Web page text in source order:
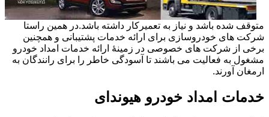
متوقف شده باشد و نیاز به تعمیرکار داشته باشد.در همین راستا
شرکت های خودروسازی برای ارائه خدمات پشتیبانی و همچنین
برخی از شرکت های خصوصی در زمینۀ ارائه خدمات امداد خودرو
مشغول به فعالیت می باشند تا آسودگی خاطر را برای رانندگان به
ارمغان آورند.
خدمات امداد خودرو هیوندای